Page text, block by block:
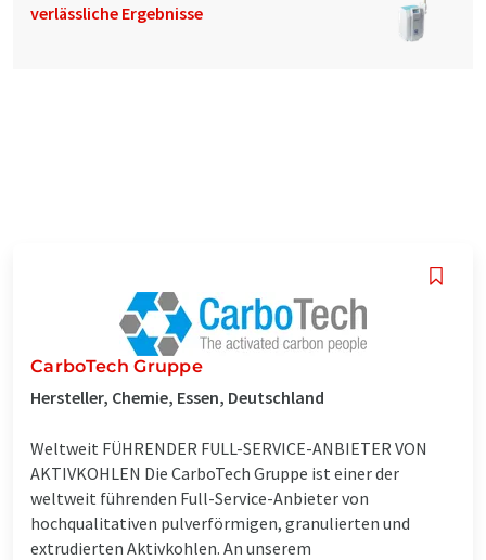
verlässliche Ergebnisse
CarboTech Gruppe
Hersteller, Chemie, Essen, Deutschland
Weltweit FÜHRENDER FULL-SERVICE-ANBIETER VON
AKTIVKOHLEN Die CarboTech Gruppe ist einer der
weltweit führenden Full-Service-Anbieter von
hochqualitativen pulverförmigen, granulierten und
extrudierten Aktivkohlen. An unserem